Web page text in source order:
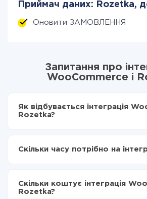
Приймач даних: Rozetka,
Оновити ЗАМОВЛЕННЯ
Запитання про
WooCommerce і
Як відбувається інтеграція
Rozetka?
Вибираєте які дані передавати
Тепер дані будуть автоматично
WooCommerce в Rozetka
Скільки часу потрібно на
становити від 5-ти до 30-хвилин. У
налаштування займає 10-15 хвилин.
Скільки коштує інтеграція
Rozetka?